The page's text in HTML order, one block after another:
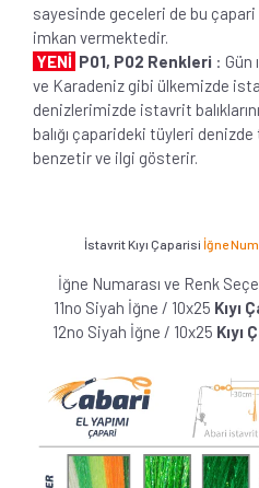
sayesinde geceleri de bu çapari
imkan vermektedir.
YENİ P01, P02 Renkleri : Gün
ve Karadeniz gibi ülkemizde
denizlerimizde istavrit
balığı çaparideki tüyleri
benzetir ve ilgi gösterir.
İstavrit Kıyı Çaparisi İğne
İğne Numarası ve Renk
11no Siyah İğne / 10x25 Kıyı
12no Siyah İğne / 10x25 Kıyı